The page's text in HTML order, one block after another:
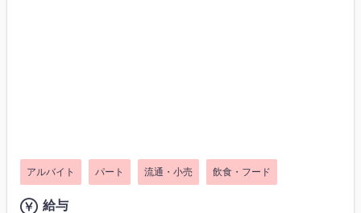
アルバイト パート 流通・小売 飲食・フード
給与